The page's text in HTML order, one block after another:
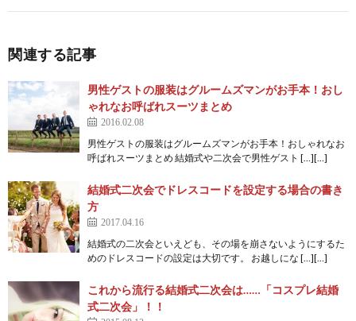
関連する記事
男性ゲストの服装はグルームズマンがお手本！おし
ゃれなお呼ばれスーツまとめ
2016.02.08
男性ゲストの服装はグルームズマンがお手本！おしゃれなお
呼ばれスーツまとめ 結婚式や二次会で男性ゲスト […][…]
結婚式二次会でドレスコードを設定する場合の書き
方
2017.04.16
結婚式の二次会といえども、その場を崩さないようにするた
めのドレスコードの設定は大切です。 お越しにな […][…]
これから流行る結婚式二次会は……「コスプレ結婚
式二次会」！！